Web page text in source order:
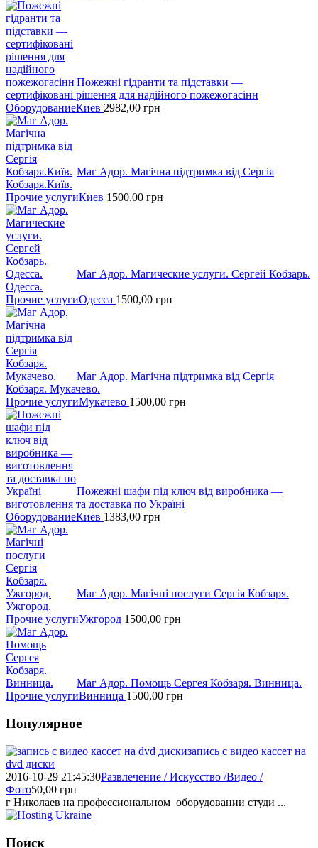
Пожежні гідранти тa підставки —
сертифіковані рішення для надійного пожежогасінн
ОборудованиеКиев 2982,00 грн
Маг Адор. Магічна підтримка від Сергія
Кобзаря.Київ.
Прочие услугиКиев 1500,00 грн
Маг Адор. Магические услуги. Сергей Кобзарь.
Одесса.
Прочие услугиОдесса 1500,00 грн
Маг Адор. Магічна підтримка від Сергія
Кобзаря. Мукачево.
Прочие услугиМукачево 1500,00 грн
Пожежні шафи пiд ключ вiд виробника —
виготовлення та доставка по Україні
ОборудованиеКиев 1383,00 грн
Маг Адор. Магічні послуги Сергія Кобзаря.
Ужгород.
Прочие услугиУжгород 1500,00 грн
Маг Адор. Помощь Сергея Кобзаря. Винница.
Прочие услугиВинница 1500,00 грн
Популярное
запись с видео кассет на
dvd диски
2016-10-29 21:45:30Развлечение / Искусство /Видео /
Фото50,00 грн
г Николаев на профессиональном оборудовании студи ...
Поиск